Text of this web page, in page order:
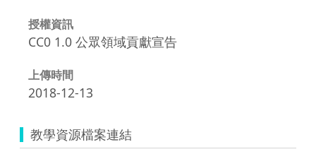
授權資訊
CC0 1.0 公眾領域貢獻宣告
上傳時間
2018-12-13
教學資源檔案連結